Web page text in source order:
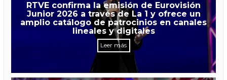
RTVE confirma la emisión de Eurovisión
Junior 2026 a través de La 1 y ofrece un
amplio catálogo de patrocinios en canales
lineales y digitales
Leer más